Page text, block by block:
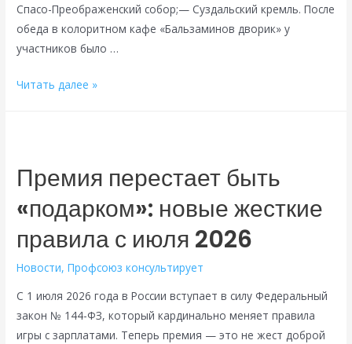
Спасо-Преображенский собор;— Суздальский кремль. После
обеда в колоритном кафе «Бальзаминов дворик» у
участников было …
Суздаль
история,
но
новые
компетенции!
Читать далее »
Премия перестает быть
«подарком»: новые жесткие
правила с июля 2026
Новости,Профсоюз консультирует
С 1 июля 2026 года в России вступает в силу Федеральный
закон № 144-ФЗ, который кардинально меняет правила
игры с зарплатами. Теперь премия — это не жест доброй